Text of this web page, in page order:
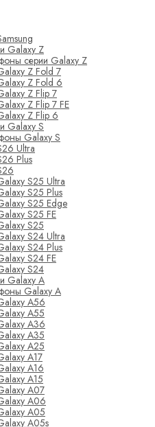
Galaxy Z
серии Galaxy Z
Z Fold 7
Z Fold 6
Z Flip 7
Z Flip 7 FE
Z Flip 6
Galaxy S
Galaxy S
Ultra
Plus
S25 Ultra
S25 Plus
S25 Edge
S25 FE
S25
S24 Ultra
S24 Plus
S24 FE
S24
Galaxy A
Galaxy A
A56
A55
A36
A35
A25
A17
A16
A15
A07
A06
A05
A05s